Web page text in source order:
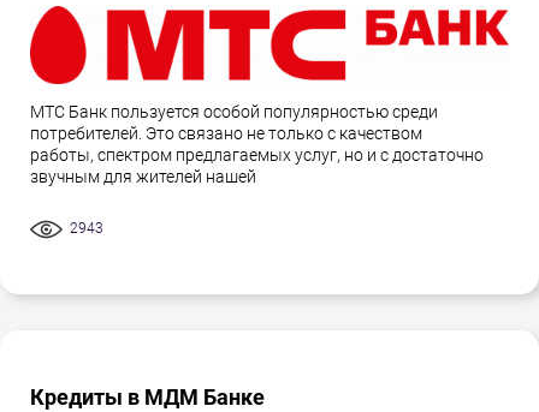
МТС Банк пользуется особой популярностью среди
потребителей. Это связано не только с качеством
работы, спектром предлагаемых услуг, но и с достаточно
звучным для жителей нашей
2943
Кредиты в МДМ Банке